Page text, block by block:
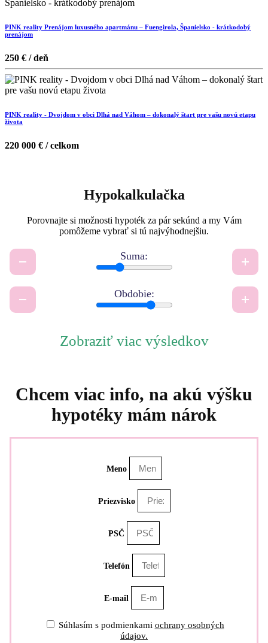
PINK reality Prenájom luxusného apartmánu – Fuengirola, Španielsko - krátkodobý
prenájom
250 € / deň
PINK reality - Dvojdom v obci Dlhá nad Váhom – dokonalý štart pre vašu novú etapu
života
220 000 € / celkom